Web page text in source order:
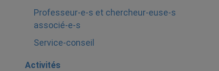
Professeur-e-s et chercheur-euse-s
associé-e-s
Service-conseil
Activités